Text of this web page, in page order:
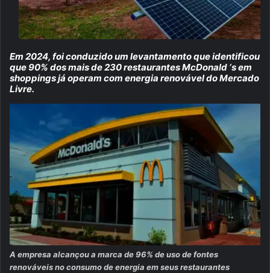
Em 2024, foi conduzido um levantamento que identificou
que 90% dos mais de 230 restaurantes McDonald ‘s em
shoppings já operam com energia renovável do Mercado
Livre.
A empresa alcançou a marca de 96% de uso de fontes
renováveis no consumo de energia em seus restaurantes